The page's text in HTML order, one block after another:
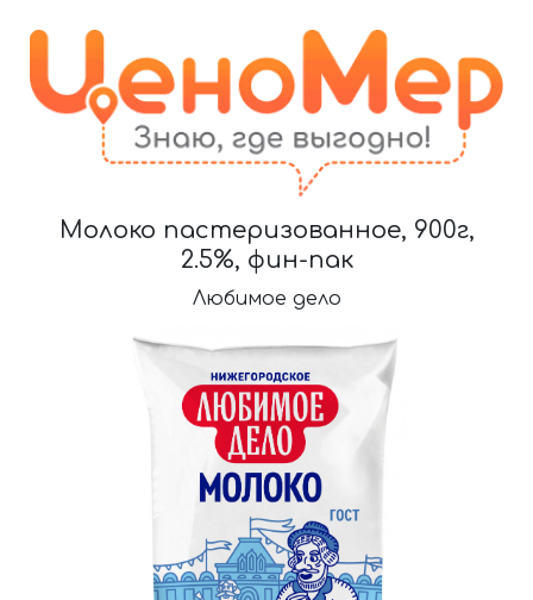
Молоко пастеризованное, 900г,
2.5%, фин-пак
Любимое дело